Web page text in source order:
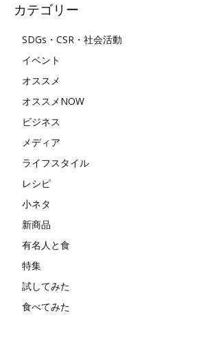
カテゴリー
SDGs・CSR・社会活動
イベント
オススメ
オススメNOW
ビジネス
メディア
ライフスタイル
レシピ
小ネタ
新商品
有名人と食
特集
試してみた
食べてみた